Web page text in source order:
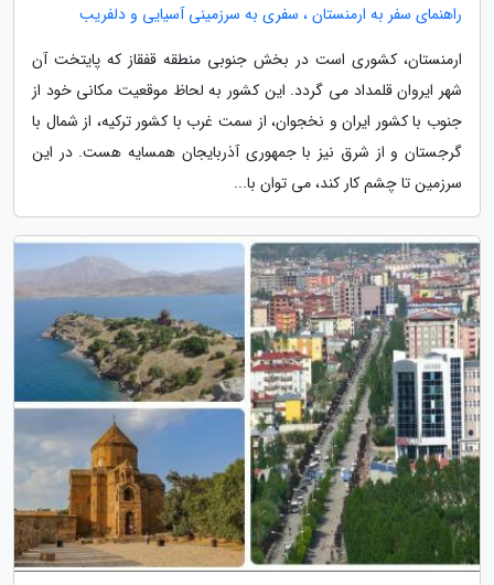
راهنمای سفر به ارمنستان ، سفری به سرزمینی آسیایی و دلفریب
ارمنستان، کشوری است در بخش جنوبی منطقه قفقاز که پایتخت آن
شهر ایروان قلمداد می گردد. این کشور به لحاظ موقعیت مکانی خود از
جنوب با کشور ایران و نخجوان، از سمت غرب با کشور ترکیه، از شمال با
گرجستان و از شرق نیز با جمهوری آذربایجان همسایه هست. در این
سرزمین تا چشم کار کند، می توان با...